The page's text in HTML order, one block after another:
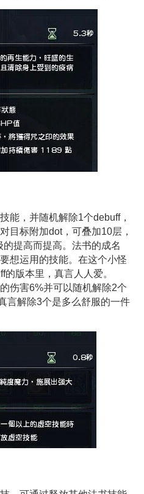
，并随机解除1个debuff，
目标附加dot，可叠加10层，
提高而提高。法书的成名
想运用的技能。在这个小怪
版本里，真言人人爱。
伤害6%并可以随机解除2个
言解除3个是多么舒服的一件